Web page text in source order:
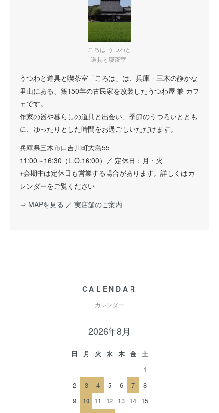
ころは-うつわと
道具と喫茶室-
うつわと道具と喫茶室「ころは」は、兵庫・三木の静かな
里山にある、築150年の古民家を改装したうつわ屋 兼 カフ
ェです。
作家の器や暮らしの道具と出会い、季節のうつろいととも
に、ゆったりとした時間をお過ごしいただけます。
兵庫県三木市口吉川町大島55
11:00～16:30（L.O.16:00）／ 定休日：月・火
※会期中は定休日も営業する場合があります。詳しくはカ
レンダーをご覧ください
⇒ MAPを見る ／ 実店舗のご案内
CALENDAR
カレンダー
2026年8月
日 月 火 水 木 金
土
1
2
3 4 5 6 7
8
9
10 11 12 13 14 15